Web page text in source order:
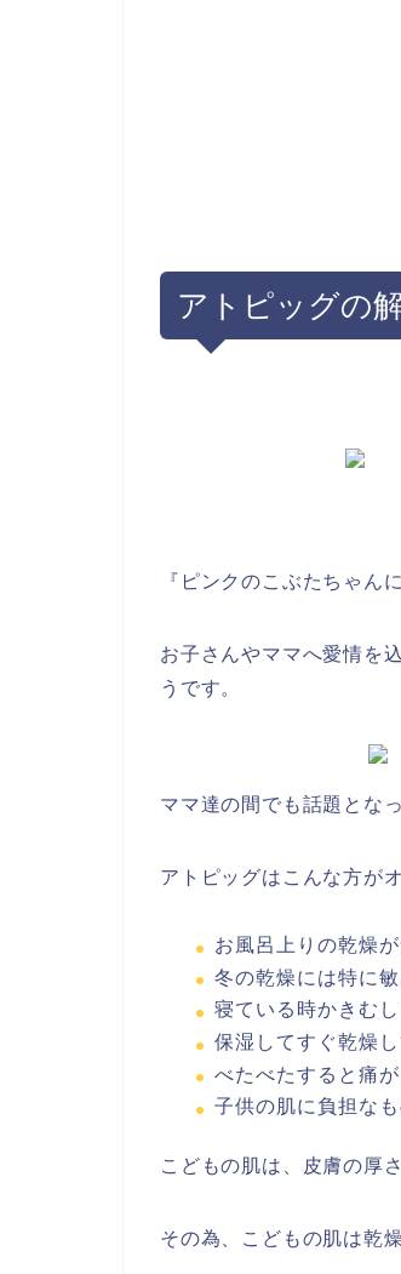
アトピッグの
『ピンクのこぶたちゃん
お子さんやママへ愛情を
うです。
ママ達の間でも話題とな
アトピッグはこんな方が
お風呂上りの乾燥
冬の乾燥には特に
寝ている時かきむ
保湿してすぐ乾燥し
べたべたすると痛が
子供の肌に負担な
こどもの肌は、皮膚の厚
その為、こどもの肌は乾